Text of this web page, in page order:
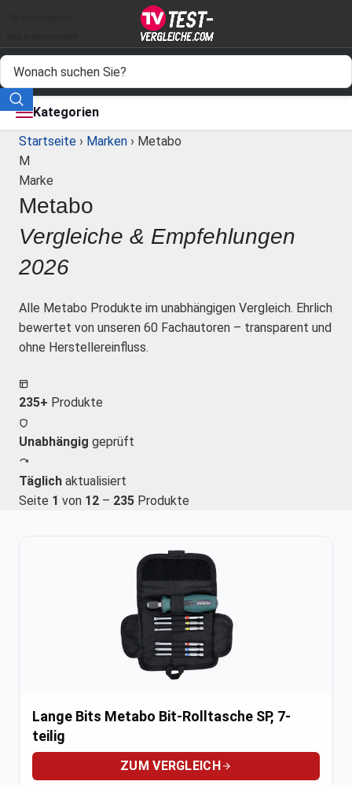
Kategorien
Elektronik
Freizeit
Haushalt
Mode
Service
Startseite › Marken › Metabo
M
Marke
Metabo
Vergleiche & Empfehlungen
2026
Alle Metabo Produkte im unabhängigen Vergleich. Ehrlich
bewertet von unseren 60 Fachautoren – transparent und
ohne Herstellereinfluss.
235+ Produkte
Unabhängig geprüft
Täglich aktualisiert
Seite 1 von 12 – 235 Produkte
Lange Bits Metabo Bit-Rolltasche SP, 7-
teilig
ZUM VERGLEICH